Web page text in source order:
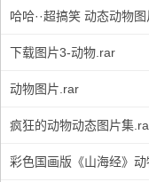
哈哈··超搞笑 动态动物
下载图片3-动物.rar
动物图片.rar
疯狂的动物动态图片集
彩色国画版《山海经》